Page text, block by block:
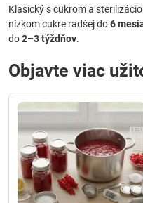
Klasický s cukrom a
nízkom cukre radšej do6
do2–3 týždňov.
Objavte viac